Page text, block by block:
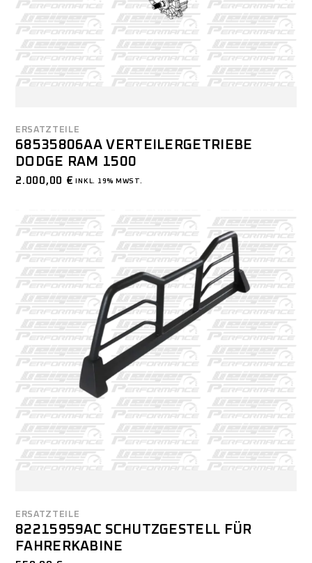
ERSATZTEILE
68535806AA VERTEILERGETRIEBE
DODGE RAM 1500
2.000,00 € INKL. 19% MWST.
ERSATZTEILE
82215959AC SCHUTZGESTELL FÜR
FAHRERKABINE